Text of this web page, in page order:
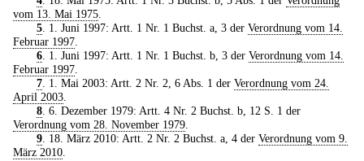
vom 13. Mai 1975.
5. 1. Juni 1997: Artt. 1 Nr. 1 Buchst. a, 3 der Verordnung vom 14.
Februar 1997.
6. 1. Juni 1997: Artt. 1 Nr. 1 Buchst. b, 3 der Verordnung vom 14.
Februar 1997.
7. 1. Mai 2003: Artt. 2 Nr. 2, 6 Abs. 1 der Verordnung vom 24.
April 2003.
8. 6. Dezember 1979: Artt. 4 Nr. 2 Buchst. b, 12 S. 1 der
Verordnung vom 28. November 1979.
9. 18. März 2010: Artt. 2 Nr. 2 Buchst. a, 4 der Verordnung vom 9.
März 2010.